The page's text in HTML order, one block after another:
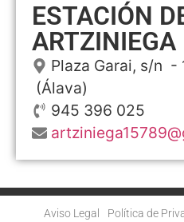
ESTACIÓN
ARTZINIEGA
Plaza Garai, s/n -
(Álava)
945 396 025
Aviso Legal Política de